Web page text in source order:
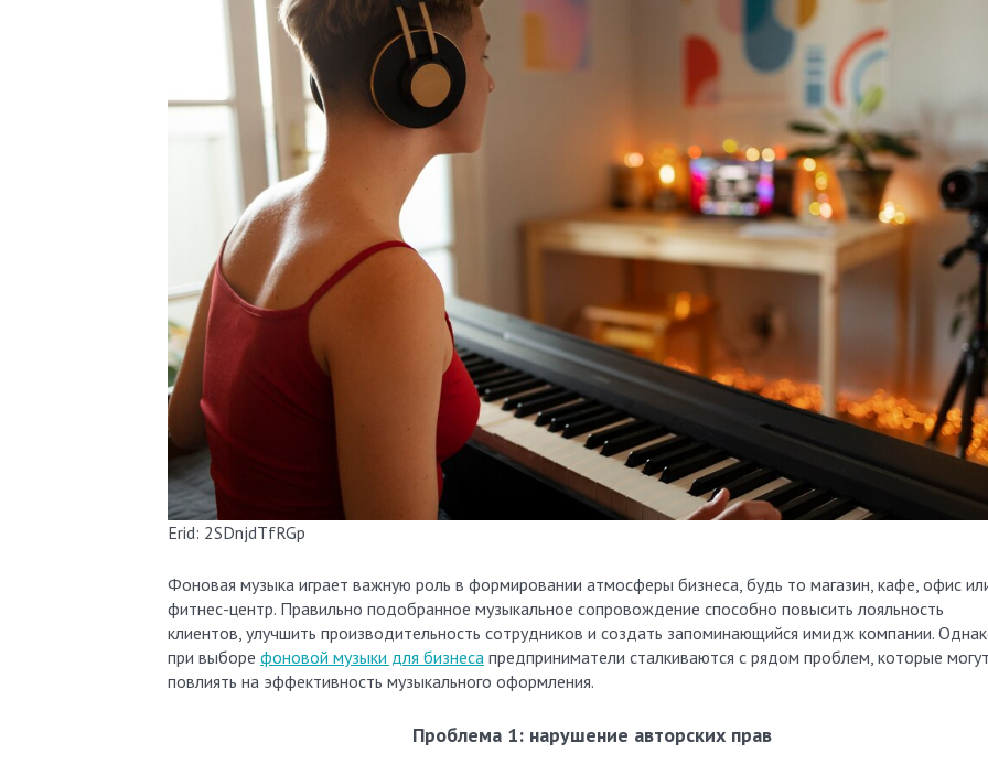
Erid: 2SDnjdTfRGp
Фоновая музыка играет важную роль в формировании атмосферы бизнеса, будь то магазин, кафе, офис
фитнес-центр. Правильно подобранное музыкальное сопровождение способно повысить лояльность
клиентов, улучшить производительность сотрудников и создать запоминающийся имидж компании.
при выборе фоновой музыки для бизнеса предприниматели сталкиваются с рядом проблем, которые
повлиять на эффективность музыкального оформления.
Проблема 1: нарушение авторских прав